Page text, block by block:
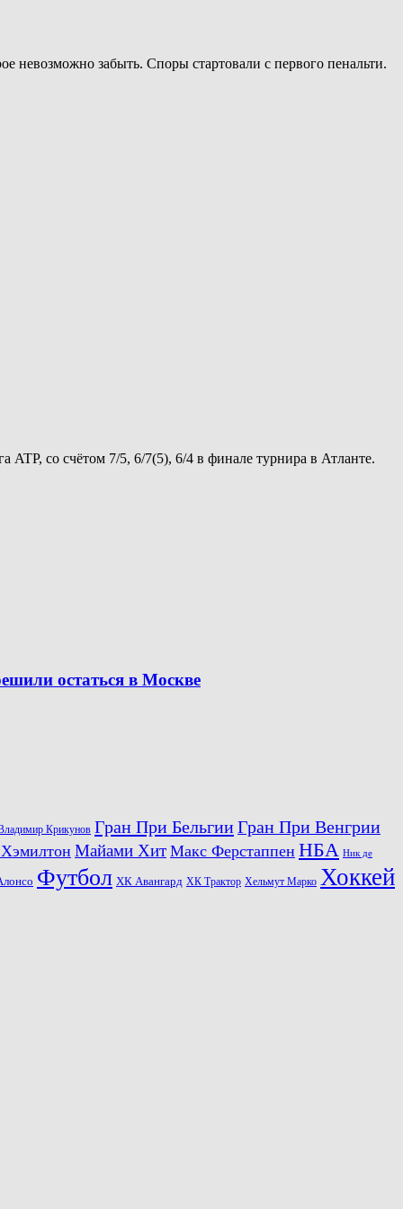
невозможно забыть. Споры стартовали с первого пенальти.
со счётом 7/5, 6/7(5), 6/4 в финале турнира в Атланте.
остаться в Москве
Крикунов Гран При БельгииГран При Венгрии
Майами Хит Макс Ферстаппен НБА Ник де
Футбол ХК Авангард ХК Трактор Хельмут Марко Хоккей